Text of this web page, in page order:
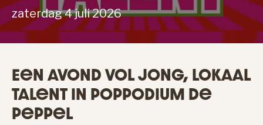
zaterdag 4 juli 2026
Een Avond Vol Jong, Lokaal
Talent In Poppodium De
Peppel